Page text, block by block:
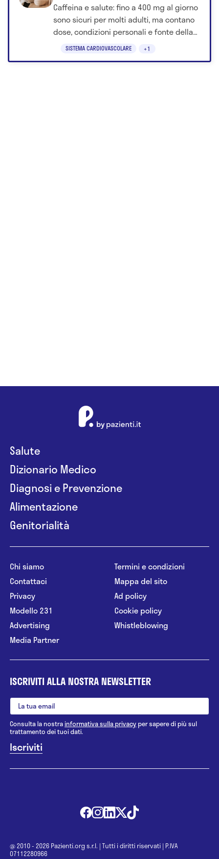
SISTEMA CARDIOVASCOLARE +1
Caffeina e salute: fino a 400 mg al giorno
sono sicuri per molti adulti, ma contano
dose, condizioni personali e fonte della
caffeina.
Salute
Dizionario Medico
Diagnosi e Prevenzione
Alimentazione
Genitorialità
Chi siamo
Contattaci
Privacy
Modello 231
Advertising
Media Partner
Termini e condizioni
Mappa del sito
Ad policy
Cookie policy
Whistleblowing
ISCRIVITI ALLA NOSTRA NEWSLETTER
Consulta la nostrainformativa sulla privacy per sapere di più sul
trattamento dei tuoi dati.
@ 2010 - 2026 Pazienti.org s.r.l. | Tutti i diritti riservati | P.IVA
07112280966